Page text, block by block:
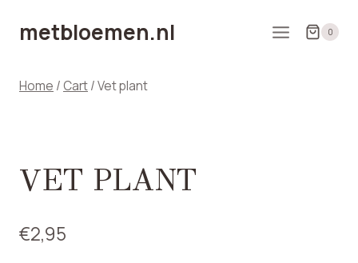
naarmetbloemen.nl 0
Home / Cart/Vet plant
VET PLANT
€2,95